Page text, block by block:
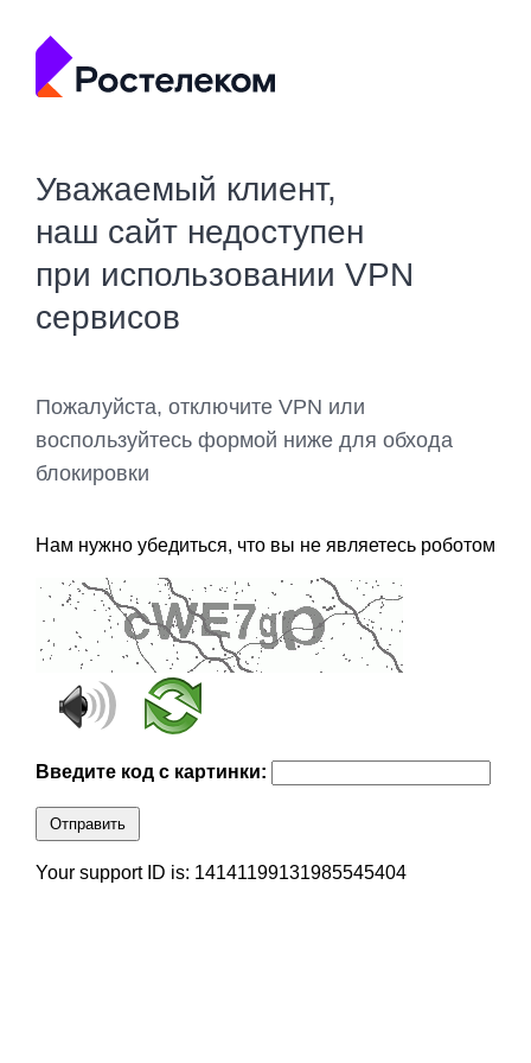
Уважаемый клиент,
наш сайт недоступен
при использовании VPN
сервисов
Пожалуйста, отключите VPN или
воспользуйтесь формой ниже для обхода
блокировки
Нам нужно убедиться, что вы не являетесь роботом
Введите код с картинки:
Отправить
Your support ID is: 14141199131985545404